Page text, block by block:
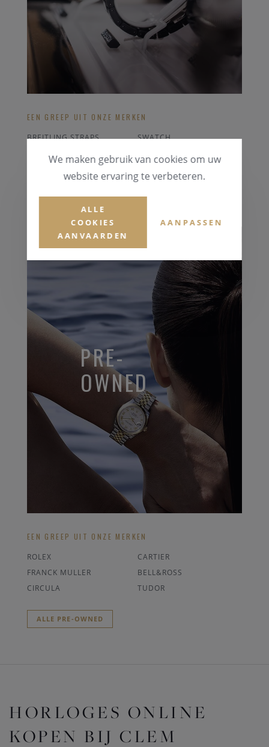
EEN GREEP UIT ONZE MERKEN
BREITLING STRAPS
SWATCH
ALLE OUTLET
PRE-
OWNED
EEN GREEP UIT ONZE MERKEN
ROLEX
CARTIER
FRANCK MULLER
BELL&ROSS
CIRCULA
TUDOR
ALLE PRE-OWNED
HORLOGES ONLINE
KOPEN BIJ CLEM
We maken gebruik van cookies om uw
website ervaring te verbeteren.
ALLE
COOKIES
AANVAARDEN
AANPASSEN